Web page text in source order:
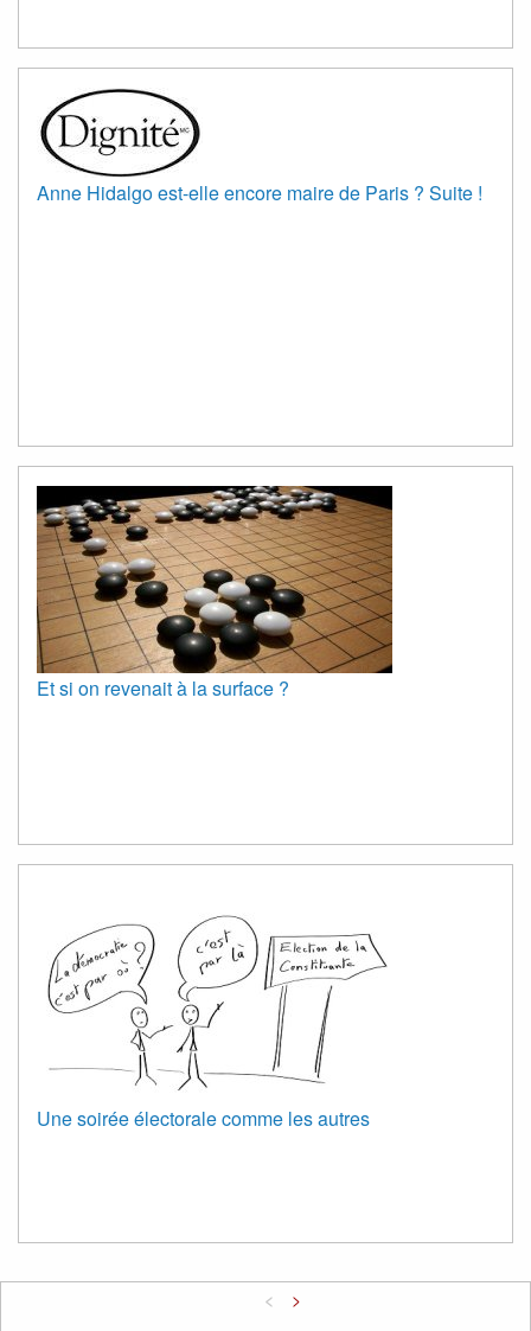
Anne Hidalgo est-elle encore maire de Paris ? Suite !
Et si on revenait à la surface ?
Une soirée électorale comme les autres
< >